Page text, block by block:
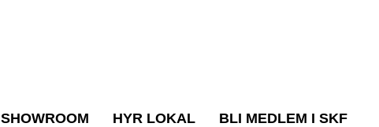
SHOWROOM HYR LOKAL BLI MEDLEM I SKF